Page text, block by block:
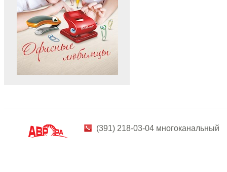
(391) 218-03-04 многоканальный